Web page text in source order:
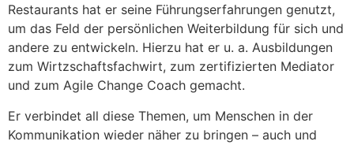
Restaurants hat er seine Führungserfahrungen genutzt,
um das Feld der persönlichen Weiterbildung für sich und
andere zu entwickeln. Hierzu hat er u. a. Ausbildungen
zum Wirtzschaftsfachwirt, zum zertifizierten Mediator
und zum Agile Change Coach gemacht.
Er verbindet all diese Themen, um Menschen in der
Kommunikation wieder näher zu bringen – auch und